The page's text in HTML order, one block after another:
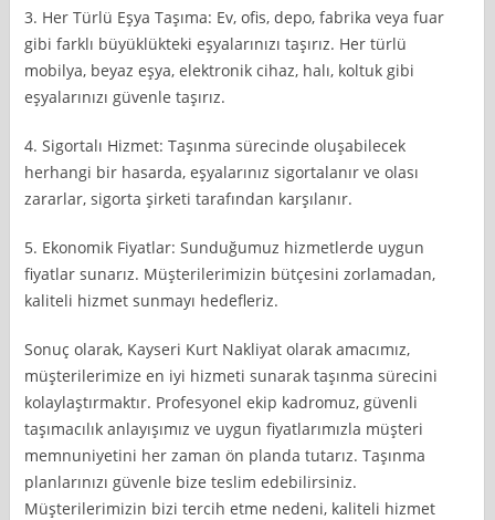
3. Her Türlü Eşya Taşıma: Ev, ofis, depo, fabrika veya fuar
gibi farklı büyüklükteki eşyalarınızı taşırız. Her türlü
mobilya, beyaz eşya, elektronik cihaz, halı, koltuk gibi
eşyalarınızı güvenle taşırız.
4. Sigortalı Hizmet: Taşınma sürecinde oluşabilecek
herhangi bir hasarda, eşyalarınız sigortalanır ve olası
zararlar, sigorta şirketi tarafından karşılanır.
5. Ekonomik Fiyatlar: Sunduğumuz hizmetlerde uygun
fiyatlar sunarız. Müşterilerimizin bütçesini zorlamadan,
kaliteli hizmet sunmayı hedefleriz.
Sonuç olarak, Kayseri Kurt Nakliyat olarak amacımız,
müşterilerimize en iyi hizmeti sunarak taşınma sürecini
kolaylaştırmaktır. Profesyonel ekip kadromuz, güvenli
taşımacılık anlayışımız ve uygun fiyatlarımızla müşteri
memnuniyetini her zaman ön planda tutarız. Taşınma
planlarınızı güvenle bize teslim edebilirsiniz.
Müşterilerimizin bizi tercih etme nedeni, kaliteli hizmet